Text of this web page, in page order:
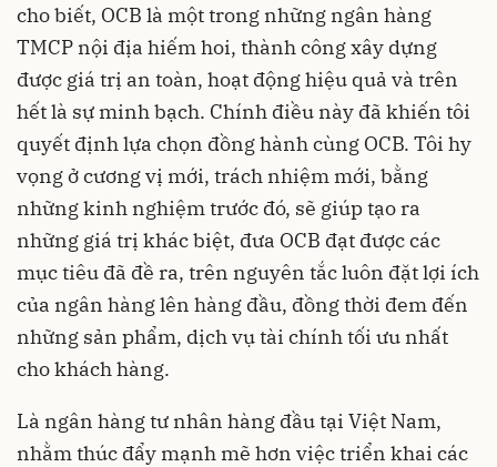
cho biết, OCB là một trong những ngân hàng
TMCP nội địa hiếm hoi, thành công xây dựng
được giá trị an toàn, hoạt động hiệu quả và trên
hết là sự minh bạch. Chính điều này đã khiến tôi
quyết định lựa chọn đồng hành cùng OCB. Tôi hy
vọng ở cương vị mới, trách nhiệm mới, bằng
những kinh nghiệm trước đó, sẽ giúp tạo ra
những giá trị khác biệt, đưa OCB đạt được các
mục tiêu đã đề ra, trên nguyên tắc luôn đặt lợi ích
của ngân hàng lên hàng đầu, đồng thời đem đến
những sản phẩm, dịch vụ tài chính tối ưu nhất
cho khách hàng.
Là ngân hàng tư nhân hàng đầu tại Việt Nam,
nhằm thúc đẩy mạnh mẽ hơn việc triển khai các